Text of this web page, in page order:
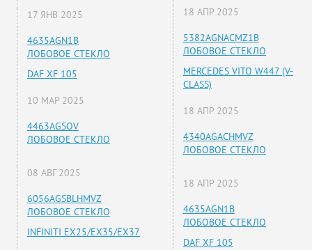
17 ЯНВ 2025
4635AGN1B
ЛОБОВОЕ СТЕКЛО
DAF XF 105
10 МАР 2025
4463AGSOV
ЛОБОВОЕ СТЕКЛО
08 АВГ 2025
6056AGSBLHMVZ
ЛОБОВОЕ СТЕКЛО
INFINITI EX25/EX35/EX37
18 АПР 2025
5382AGNACMZ1B
ЛОБОВОЕ СТЕКЛО
MERCEDES VITO W447 (V-
CLASS)
18 АПР 2025
4340AGACHMVZ
ЛОБОВОЕ СТЕКЛО
18 АПР 2025
4635AGN1B
ЛОБОВОЕ СТЕКЛО
DAF XF 105